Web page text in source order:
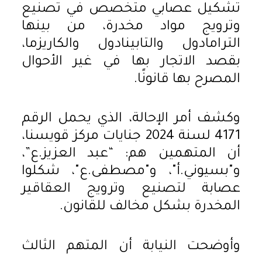
تشكيل عصابي متخصص في تصنيع
وترويج مواد مخدرة، من بينها
الترامادول والتابينادول والكاريزما،
بقصد الاتجار بها في غير الأحوال
المصرح بها قانونًا.
وكشف أمر الإحالة، الذي يحمل الرقم
4171 لسنة 2024 جنايات مركز قويسنا،
أن المتهمين هم: “عبد العزيز.ع”،
و"بسيوني.أ"، و"مصطفى.ع"، شكلوا
عصابة لتصنيع وترويج العقاقير
المخدرة بشكل مخالف للقانون.
وأوضحت النيابة أن المتهم الثالث